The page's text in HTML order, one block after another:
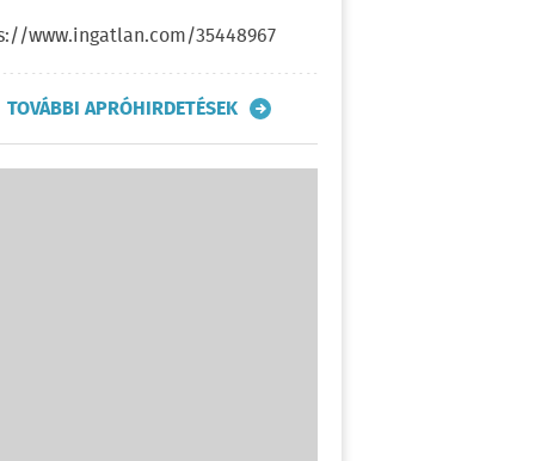
www.ingatlan.com/35448967
TOVÁBBI APRÓHIRDETÉSEK